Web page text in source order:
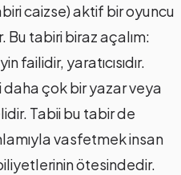
caizse) aktif bir oyuncu
tabiri biraz açalım:
failidir, yaratıcısıdır.
daha çok bir yazar veya
Tabii bu tabir de
vasfetmek insan
ötesindedir.